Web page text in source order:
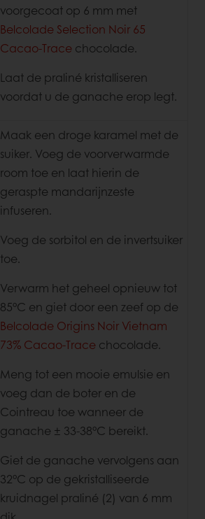
voorgecoat op 6 mm met
Belcolade Selection Noir 65
Cacao-Trace chocolade.
Laat de praliné kristalliseren
voordat u de ganache erop legt.
Maak een droge karamel met de
suiker. Voeg de voorverwarmde
room toe en laat hierin de
geraspte mandarijnzeste
infuseren.
Voeg de sorbitol en de invertsuiker
toe.
Verwarm het geheel opnieuw tot
85°C en giet door een zeef op de
Belcolade Origins Noir Vietnam
73% Cacao-Trace chocolade.
Meng tot een mooie emulsie en
voeg dan de boter en de
Cointreau toe wanneer de
ganache ± 33-38°C bereikt.
Giet de ganache vervolgens aan
32°C op de gekristalliseerde
kruidnagel praliné (2) van 6 mm